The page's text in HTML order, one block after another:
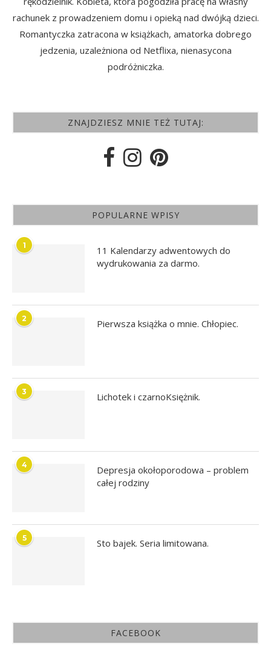
rachunek z prowadzeniem domu i opieką nad dwójką dzieci.
Romantyczka zatracona w książkach, amatorka dobrego
jedzenia, uzależniona od Netflixa, nienasycona
podróżniczka.
ZNAJDZIESZ MNIE TEŻ TUTAJ:
POPULARNE WPISY
1
11 Kalendarzy adwentowych do
wydrukowania za darmo.
2 Pierwsza książka o mnie. Chłopiec.
3 Lichotek i czarnoKsiężnik.
4
Depresja okołoporodowa – problem
całej rodziny
5 Sto bajek. Seria limitowana.
FACEBOOK